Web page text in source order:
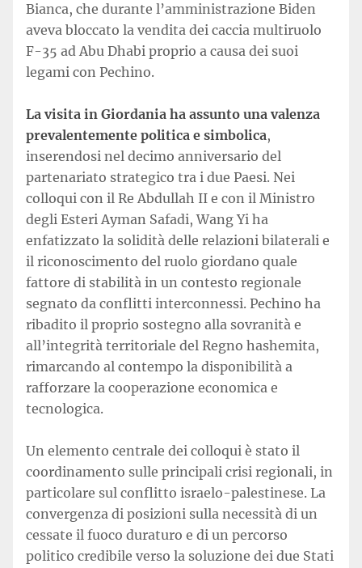
Bianca, che durante l’amministrazione Biden
aveva bloccato la vendita dei caccia multiruolo
F-35 ad Abu Dhabi proprio a causa dei suoi
legami con Pechino.
La visita in Giordania ha assunto una valenza
prevalentemente politica e simbolica,
inserendosi nel decimo anniversario del
partenariato strategico tra i due Paesi. Nei
colloqui con il Re Abdullah II e con il Ministro
degli Esteri Ayman Safadi, Wang Yi ha
enfatizzato la solidità delle relazioni bilaterali e
il riconoscimento del ruolo giordano quale
fattore di stabilità in un contesto regionale
segnato da conflitti interconnessi. Pechino ha
ribadito il proprio sostegno alla sovranità e
all’integrità territoriale del Regno hashemita,
rimarcando al contempo la disponibilità a
rafforzare la cooperazione economica e
tecnologica.
Un elemento centrale dei colloqui è stato il
coordinamento sulle principali crisi regionali, in
particolare sul conflitto israelo-palestinese. La
convergenza di posizioni sulla necessità di un
cessate il fuoco duraturo e di un percorso
politico credibile verso la soluzione dei due Stati